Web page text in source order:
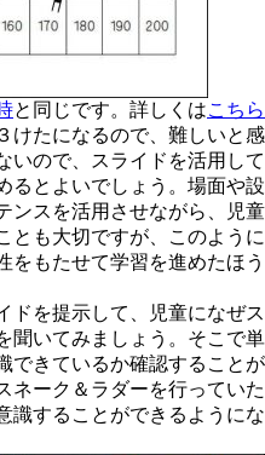
と同じです。詳しくはこちら
けたになるので、難しいと感
いので、スライドを活用して
るとよいでしょう。場面や設
ンスを活用させながら、児童
とも大切ですが、このように
をもたせて学習を進めたほう
ドを提示して、児童になぜス
聞いてみましょう。そこで単
できているか確認することが
ネーク＆ラダーを行っていた
識することができるようにな